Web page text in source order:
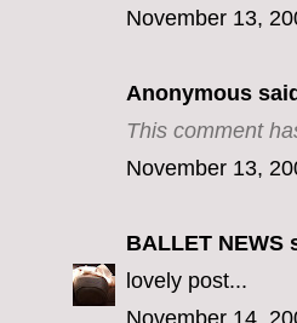
November 13,
Anonymous
This comment
November 13,
BALLET NEWS
lovely post...